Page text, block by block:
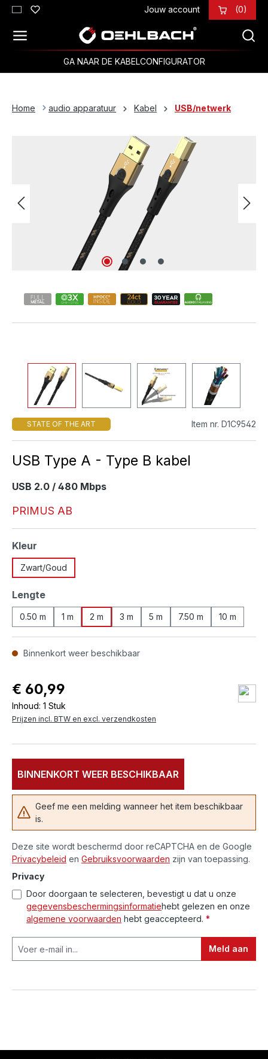
Ga naar de hoofdinhoud Jouw account (0)
GA NAAR DE KABELCONFIGURATOR
Home audio apparatuur Kabel USB/netwerk
STATE OF THE ART Item nr. D1C9542
USB Type A - Type B kabel
USB 2.0 / 480 Mbps
PRIMUS AB
Selecteer
Kleur
Zwart/Goud
Selecteer
Lengte
0.50 m 1 m 2 m 3 m 5 m 7.50 m 10 m
Binnenkort weer beschikbaar
€ 60,99
Inhoud: 1 Stuk
Prijzen incl. BTW en excl. verzendkosten
BINNENKORT WEER BESCHIKBAAR
Geef me een melding wanneer het item beschikbaar
is.
Deze site wordt beschermd door reCAPTCHA en de Google
Privacybeleid en Gebruiksvoorwaarden zijn van toepassing.
Privacy
Door doorgaan te selecteren, bevestigt u dat u onze
gegevensbeschermingsinformatiehebt gelezen en onze
algemene voorwaarden hebt geaccepteerd. *
Meld aan